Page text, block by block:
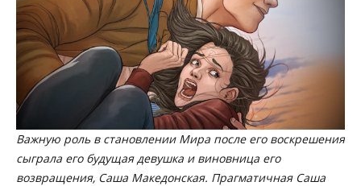
Важную роль в становлении Мира после его воскрешения
сыграла его будущая девушка и виновница его
возвращения, Саша Македонская. Прагматичная Саша